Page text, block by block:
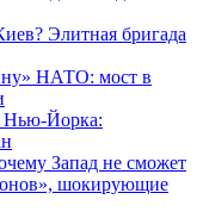
Элитная бригада
НАТО: мост в
Нью-Йорка:
Запад не сможет
шокирующие